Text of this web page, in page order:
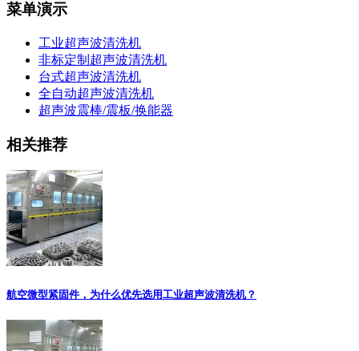
菜单演示
工业超声波清洗机
非标定制超声波清洗机
台式超声波清洗机
全自动超声波清洗机
超声波震棒/震板/换能器
相关推荐
航空微型紧固件，为什么优先选用工业超声波清洗机？